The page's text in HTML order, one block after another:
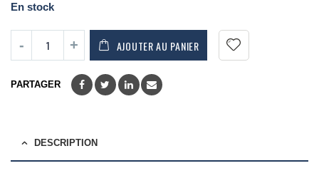
En stock
AJOUTER AU PANIER
PARTAGER
DESCRIPTION